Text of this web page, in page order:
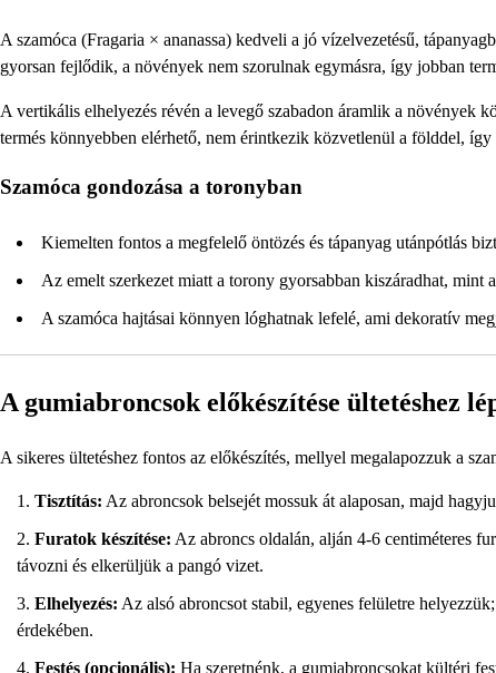
A szamóca (Fragaria × ananassa) kedveli a jó vízelvezetésű,
gyorsan fejlődik, a növények nem szorulnak egymásra, így jobban
A vertikális elhelyezés révén a levegő szabadon áramlik a növények
termés könnyebben elérhető, nem érintkezik közvetlenül a földdel, így
Szamóca gondozása a toronyban
Kiemelten fontos a megfelelő öntözés és tápanyag utánpótlás
Az emelt szerkezet miatt a torony gyorsabban kiszáradhat, mint
A szamóca hajtásai könnyen lóghatnak lefelé, ami dekoratív
A gumiabroncsok előkészítése ültetéshez
A sikeres ültetéshez fontos az előkészítés, mellyel megalapozzuk a
Tisztítás: Az abroncsok belsejét mossuk át alaposan, majd
Furatok készítése: Az abroncs oldalán, alján 4-6 centiméteres
távozni és elkerüljük a pangó vizet.
Elhelyezés: Az alsó abroncsot stabil, egyenes felületre
érdekében.
Festés (opcionális): Ha szeretnénk, a gumiabroncsokat kültéri